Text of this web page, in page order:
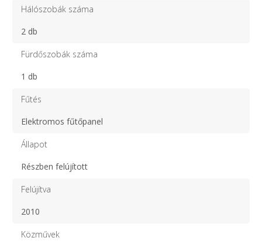
Hálószobák száma
2 db
Fürdőszobák száma
1 db
Fűtés
Elektromos fűtőpanel
Állapot
Részben felújított
Felújítva
2010
Közművek